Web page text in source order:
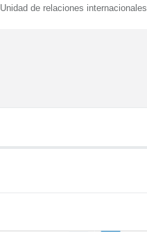
Unidad de relaciones internacionales